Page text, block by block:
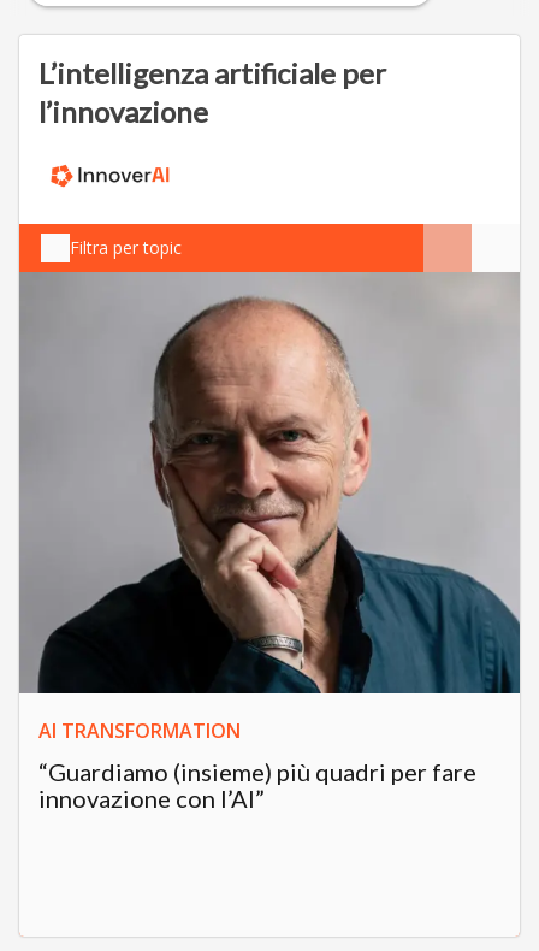
L’intelligenza artificiale per
l’innovazione
Filtra per topic
AI TRANSFORMATION
“Guardiamo (insieme) più quadri per fare
innovazione con l’AI”